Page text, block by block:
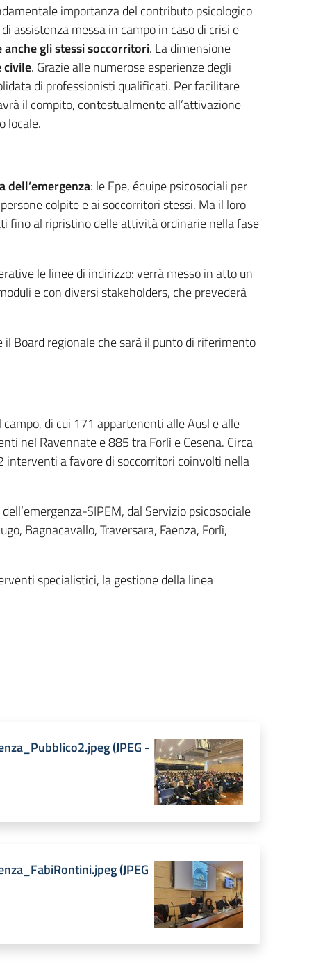
importanza del contributo psicologico
assistenza messa in campo in caso di crisi e
gli stessi soccorritori. La dimensione
civile. Grazie alle numerose esperienze degli
di professionisti qualificati. Per facilitare
il compito, contestualmente all’attivazione
locale.
dell’emergenza: le Epe, équipe psicosociali per
colpite e ai soccorritori stessi. Ma il loro
fino al ripristino delle attività ordinarie nella fase
le linee di indirizzo: verrà messo in atto un
e con diversi stakeholders, che prevederà
Board regionale che sarà il punto di riferimento
di cui 171 appartenenti alle Ausl e alle
nel Ravennate e 885 tra Forlì e Cesena. Circa
interventi a favore di soccorritori coinvolti nella
SIPEM, dal Servizio psicosociale
Bagnacavallo, Traversara, Faenza, Forlì,
specialistici, la gestione della linea
(JPEG -
(JPEG